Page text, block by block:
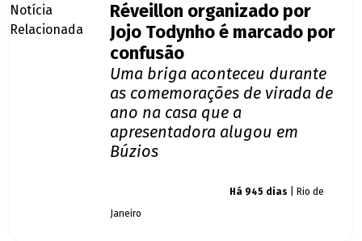
Réveillon organizado por
Jojo Todynho é marcado por
confusão
Uma briga aconteceu durante
as comemorações de virada de
ano na casa que a
apresentadora alugou em
Búzios
Há 945 dias | Rio de
Janeiro